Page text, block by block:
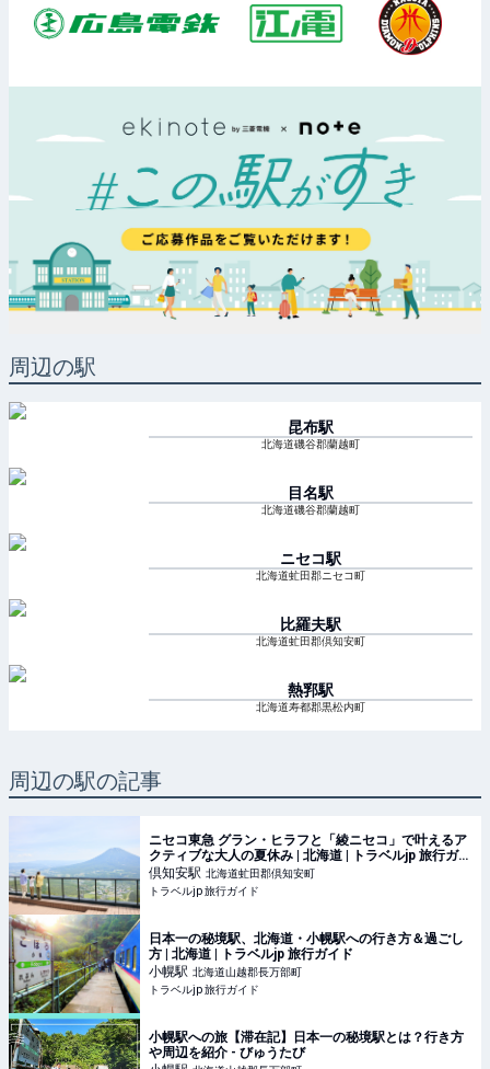
周辺の駅
昆布駅
北海道磯谷郡蘭越町
目名駅
北海道磯谷郡蘭越町
ニセコ駅
北海道虻田郡ニセコ町
比羅夫駅
北海道虻田郡倶知安町
熱郛駅
北海道寿都郡黒松内町
周辺の駅の記事
ニセコ東急 グラン・ヒラフと「綾ニセコ」で叶えるア
クティブな大人の夏休み | 北海道 | トラベルjp 旅行ガイ
ド
倶知安駅 北海道虻田郡倶知安町
トラベルjp 旅行ガイド
日本一の秘境駅、北海道・小幌駅への行き方＆過ごし
方 | 北海道 | トラベルjp 旅行ガイド
小幌駅 北海道山越郡長万部町
トラベルjp 旅行ガイド
小幌駅への旅【滞在記】日本一の秘境駅とは？行き方
や周辺を紹介 - びゅうたび